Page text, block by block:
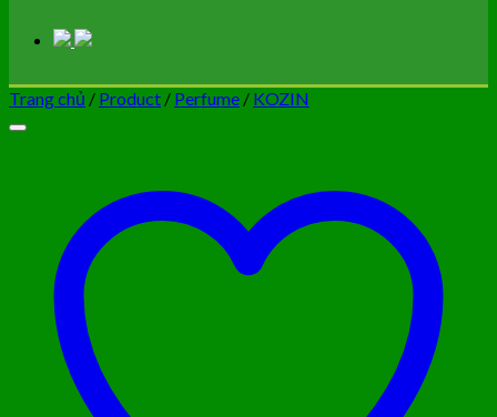
Trang chủ / Product / Perfume / KOZIN